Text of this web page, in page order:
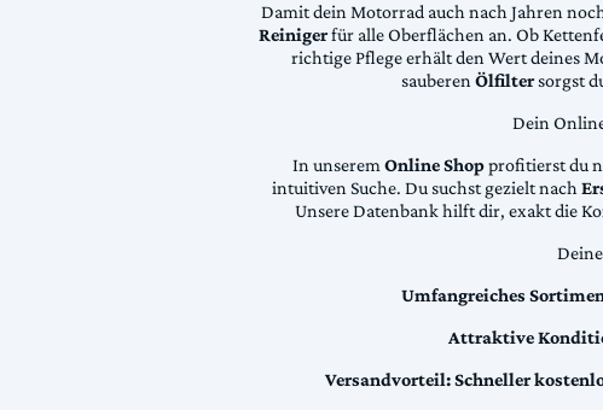
Damit dein Motorrad auch nach Jahren
Reinigerfür alle Oberflächen an. Ob
richtige Pflege erhält den Wert deines
sauberenÖlfiltersorgst
Dein
In unseremOnline Shopprofitierst du
intuitiven Suche. Du suchst gezielt nach
Unsere Datenbank hilft dir, exakt die
Umfangreiches
Attraktive
Versandvorteil:Schneller